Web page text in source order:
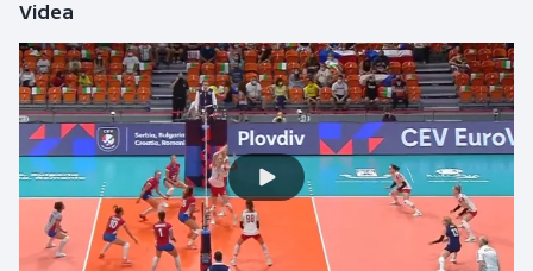
Motorsport
Olympijské hry
Parasport
Plavání
Videa